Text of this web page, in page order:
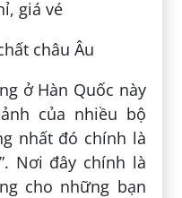
châu Âu
ở Hàn Quốc này
của nhiều bộ
nhất đó chính là
Nơi đây chính là
cho những bạn